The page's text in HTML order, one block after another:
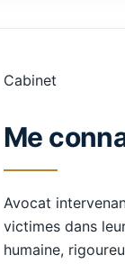
Cabinet
Me
Avocat
victimes dans
humaine,